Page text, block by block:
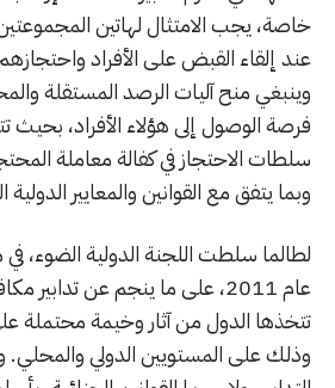
خاصة، يجب الامتثال لهاتين
عند إلقاء القبض على الأفراد
وينبغي منح آليات الرصد المستقلة
فرصة الوصول إلى هؤلاء الأفراد،
سلطات الاحتجاز في كفالة معاملة
وبما يتفق مع القوانين والمعايير الدولية
لطالما سلطت اللجنة الدولية الضوء،
عام 2011، على ما ينجم عن تدابير
تتخذها الدول من آثار وخيمة محتملة
وذلك على المستويين الدولي